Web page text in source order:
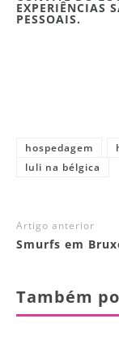
EXPERIÊNCIAS
PESSOAIS.
hospedagem
luli na bélgica
Artigo anterior
Smurfs em
Também